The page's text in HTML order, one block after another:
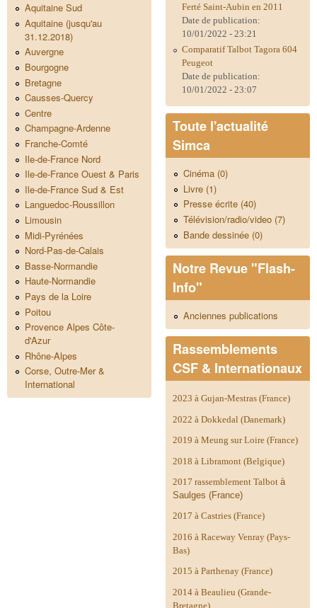
Aquitaine Sud
Aquitaine (jusqu'au
31.12.2018)
Auvergne
Bourgogne
Bretagne
Causses-Quercy
Centre
Champagne-Ardenne
Franche-Comté
Ile-de-France Nord
Ile-de-France Ouest & Paris
Ile-de-France Sud & Est
Languedoc-Roussillon
Limousin
Midi-Pyrénées
Nord-Pas-de-Calais
Basse-Normandie
Haute-Normandie
Pays de la Loire
Poitou
Provence Alpes Côte-
d'Azur
Rhône-Alpes
Corse, Outre-Mer &
International
Ferté Saint-Aubin en 2011
Date de publication:
10/01/2022 - 23:21
Comparatif Talbot Tagora 604
Peugeot
Date de publication:
10/01/2022 - 23:07
Toute l'actualité
Simca
Cinéma (0)
Livre (1)
Presse écrite (40)
Télévision/radio/video (7)
Bande dessinée (0)
Notre Revue "Flash-
Info"
Anciennes publications
Rassemblements
CSF & Internationaux
2023 à Gujan-Mestras (France)
2022 à Dokkedal (Danemark)
2019 à Meung sur Loire (France)
2018 à Libramont (Belgique)
2017 rassemblement Talbot à
Saulges (France)
2017 à Castries (France)
2016 à Raceway Venray (Pays-
Bas)
2015 à Parthenay (France)
2014 à Beaulieu (Grande-
Bretagne)